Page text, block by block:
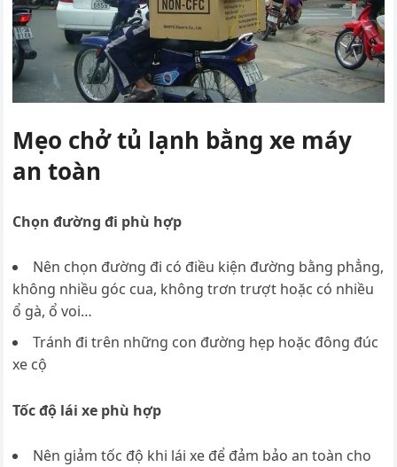
Mẹo chở tủ lạnh bằng xe máy
an toàn
Chọn đường đi phù hợp
Nên chọn đường đi có điều kiện đường bằng phẳng,
không nhiều góc cua, không trơn trượt hoặc có nhiều
ổ gà, ổ voi…
Tránh đi trên những con đường hẹp hoặc đông đúc
xe cộ
Tốc độ lái xe phù hợp
Nên giảm tốc độ khi lái xe để đảm bảo an toàn cho